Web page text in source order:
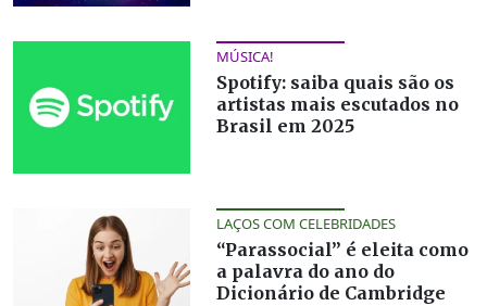
MÚSICA!
Spotify: saiba quais são os
artistas mais escutados no
Brasil em 2025
LAÇOS COM CELEBRIDADES
“Parassocial” é eleita como
a palavra do ano do
Dicionário de Cambridge